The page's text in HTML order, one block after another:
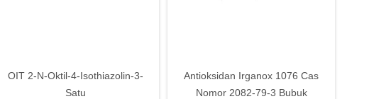
OIT 2-N-Oktil-4-Isothiazolin-3-
Satu
Antioksidan Irganox 1076 Cas
Nomor 2082-79-3 Bubuk